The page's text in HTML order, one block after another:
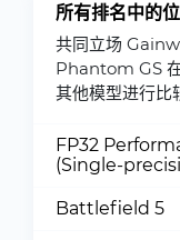
所有排名中的
共同立场
Phantom GS
其他模型进行比
FP32
(Single-
Battlefield 5